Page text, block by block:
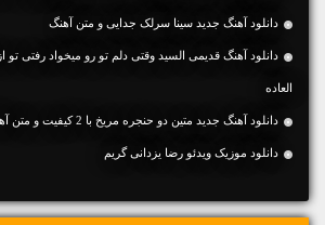
دانلود آهنگ جديد سینا سرلک جدایی و متن آهنگ
دانلود آهنگ قدیمی السید وقتی دلم تو رو میخواد رفتی تو
العاده
دانلود آهنگ جديد متین دو حنجره مریخ با 2 کیفیت و متن آهنگ
دانلود موزیک ویدئو رضا یزدانی گریم